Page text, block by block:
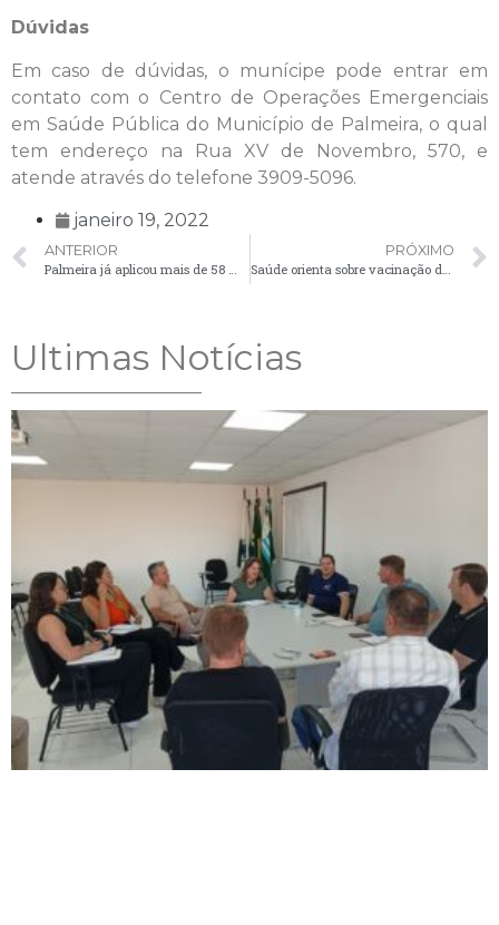
Dúvidas
Em caso de dúvidas, o munícipe pode entrar em
contato com o Centro de Operações Emergenciais
em Saúde Pública do Município de Palmeira, o qual
tem endereço na Rua XV de Novembro, 570, e
atende através do telefone 3909-5096.
janeiro 19, 2022
ANTERIOR
Palmeira já aplicou mais de 58 mil doses de vacina contra a Covid-19
PRÓXIMO
Saúde orienta sobre vacinação de crianças de 5 a 11 anos de grupos prioritários
Ultimas Notícias